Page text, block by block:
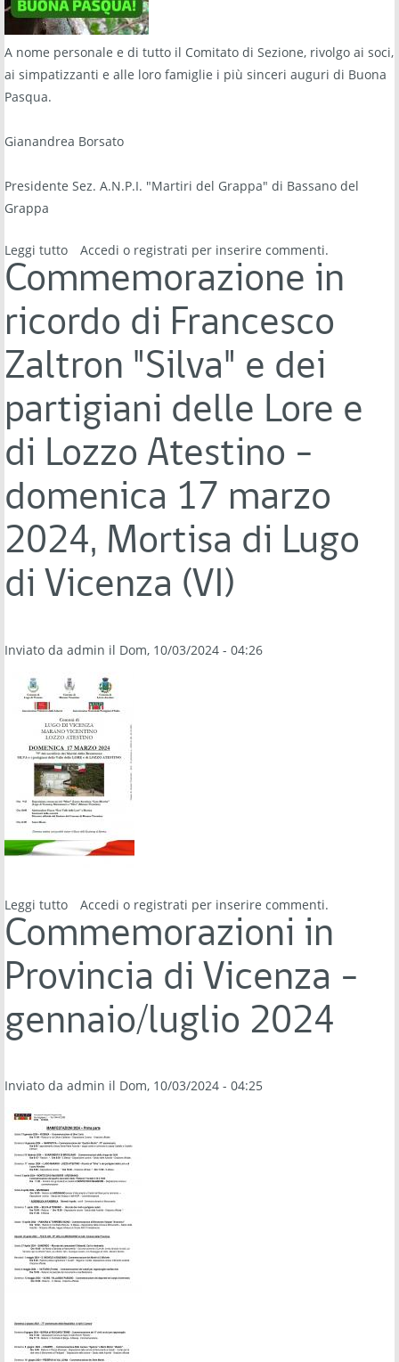
A nome personale e di tutto il Comitato di Sezione, rivolgo ai soci,
ai simpatizzanti e alle loro famiglie i più sinceri auguri di Buona
Pasqua.
Gianandrea Borsato
Presidente Sez. A.N.P.I. "Martiri del Grappa" di Bassano del
Grappa
Leggi tutto su Auguri di Buona Pasqua
Accedi o registrati per inserire commenti.
Commemorazione in
ricordo di Francesco
Zaltron "Silva" e dei
partigiani delle Lore e
di Lozzo Atestino -
domenica 17 marzo
2024, Mortisa di Lugo
di Vicenza (VI)
Inviato da admin il Dom, 10/03/2024 - 04:26
Leggi tutto su Commemorazione in ricordo di Francesco Zaltron
"Silva" e dei partigiani delle Lore e di Lozzo Atestino -
domenica 17 marzo 2024, Mortisa di Lugo di Vicenza
Accedi o registrati per inserire commenti.
Commemorazioni in
Provincia di Vicenza -
gennaio/luglio 2024
Inviato da admin il Dom, 10/03/2024 - 04:25